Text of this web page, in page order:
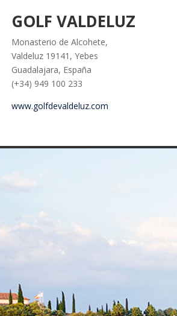
GOLF VALDELUZ
Monasterio de Alcohete,
Valdeluz 19141, Yebes
Guadalajara, España
(+34) 949 100 233
www.golfdevaldeluz.com